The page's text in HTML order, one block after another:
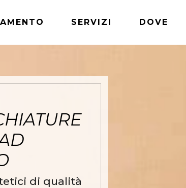
SERVIZI DOVE
di qualità